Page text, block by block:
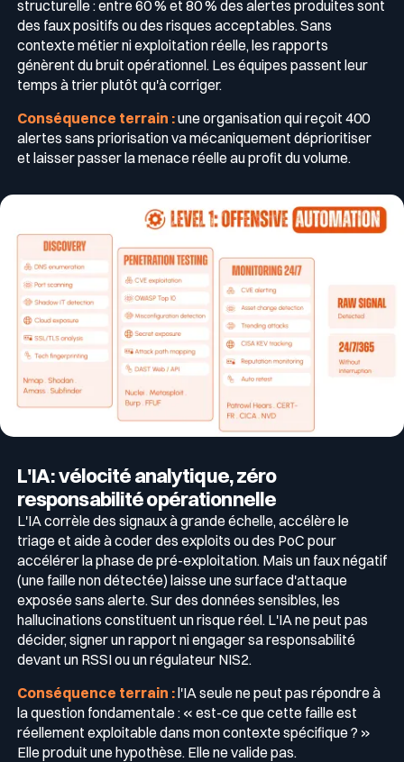
structurelle : entre 60 % et 80 % des alertes produites sont
des faux positifs ou des risques acceptables. Sans
contexte métier ni exploitation réelle, les rapports
génèrent du bruit opérationnel. Les équipes passent leur
temps à trier plutôt qu'à corriger.
Conséquence terrain :une organisation qui reçoit 400
alertes sans priorisation va mécaniquement déprioritiser
et laisser passer la menace réelle au profit du volume.
L'IA : vélocité analytique, zéro
responsabilité opérationnelle
L'IA corrèle des signaux à grande échelle, accélère le
triage et aide à coder des exploits ou des PoC pour
accélérer la phase de pré-exploitation. Mais un faux négatif
(une faille non détectée) laisse une surface d'attaque
exposée sans alerte. Sur des données sensibles, les
hallucinations constituent un risque réel. L'IA ne peut pas
décider, signer un rapport ni engager sa responsabilité
devant un RSSI ou un régulateur NIS2.
Conséquence terrain :l'IA seule ne peut pas répondre à
la question fondamentale : « est-ce que cette faille est
réellement exploitable dans mon contexte spécifique ? »
Elle produit une hypothèse. Elle ne valide pas.